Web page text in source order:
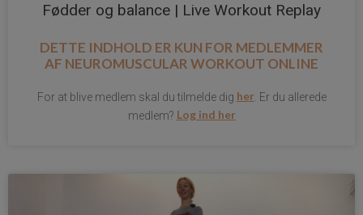
Fødder og balance | Live Workout Replay
DETTE INDHOLD ER KUN FOR MEDLEMMER
AF NEUROMUSCULAR WORKOUT ONLINE
For at blive medlem skal du tilmelde dig her. Er du allerede
medlem? Log ind her